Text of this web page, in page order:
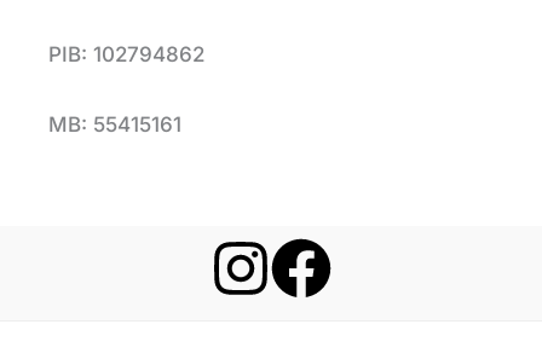
PIB: 102794862
MB: 55415161